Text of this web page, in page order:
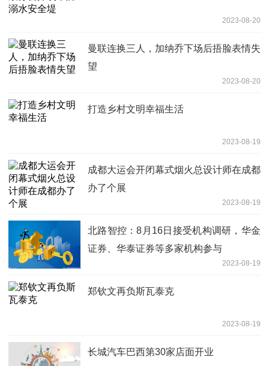
2023-08-20
曼联连换三人，加纳乔下场后捂脸表情失
望
2023-08-20
打造乡村文明幸福生活
2023-08-19
成都大运会开闭幕式烟火总设计师在成都
办了个展
2023-08-19
北路智控：8月16日接受机构调研，华金
证券、华泰证券等多家机构参与
2023-08-19
郑钦文再负斯瓦泰克
2023-08-19
长城汽车巴西第30家店面开业